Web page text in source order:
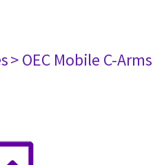
> OEC Mobile C-Arms